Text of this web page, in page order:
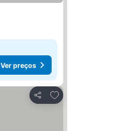
Ver preços
Partilhar
Adicionar aos